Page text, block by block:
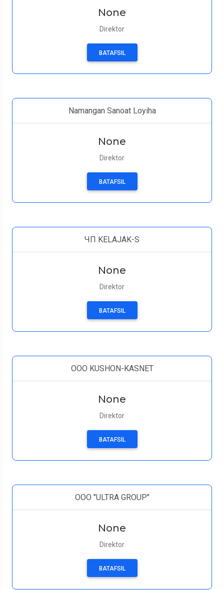
None
Direktor
BATAFSIL
Namangan Sanoat Loyiha
None
Direktor
BATAFSIL
ЧП KELAJAK-S
None
Direktor
BATAFSIL
OOO KUSHON-KASNET
None
Direktor
BATAFSIL
ООО "ULTRA GROUP"
None
Direktor
BATAFSIL